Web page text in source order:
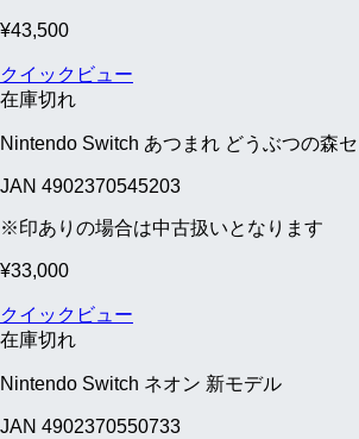
¥43,500
クイックビュー
在庫切れ
Nintendo Switch あつまれ どうぶつの森セ
JAN 4902370545203
※印ありの場合は中古扱いとなります
¥33,000
クイックビュー
在庫切れ
Nintendo Switch ネオン 新モデル
JAN 4902370550733